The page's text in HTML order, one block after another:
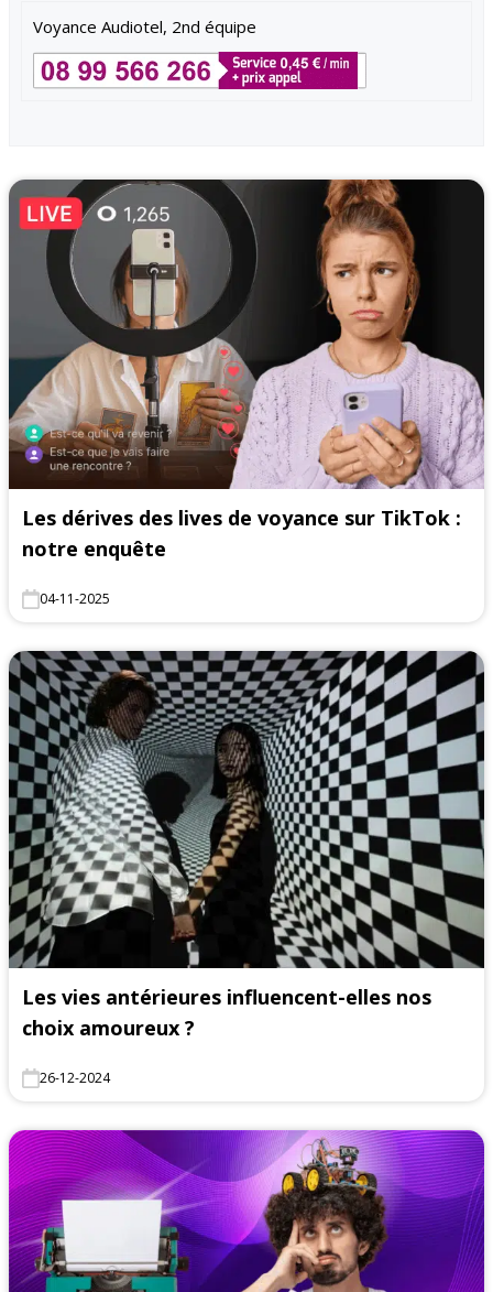
Voyance Audiotel, 2nd équipe
Les dérives des lives de voyance sur TikTok :
notre enquête
04-11-2025
Les vies antérieures influencent-elles nos
choix amoureux ?
26-12-2024